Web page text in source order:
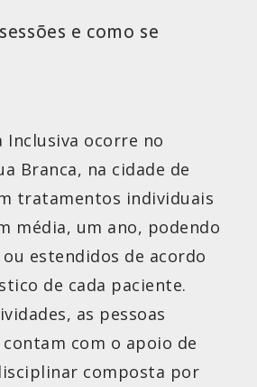
e como se
Inclusiva ocorre no
Branca, na cidade de
tratamentos individuais
média, um ano, podendo
estendidos de acordo
de cada paciente.
as pessoas
com o apoio de
composta por